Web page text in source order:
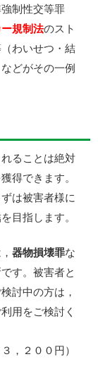
制性交等罪
規制法のスト
わいせつ・結
どがその一例
ることは絶対
得できます。
は被害者様に
目指します。
器物損壊罪な
す。被害者と
討中の方は，
用をご検討く
，２００円）